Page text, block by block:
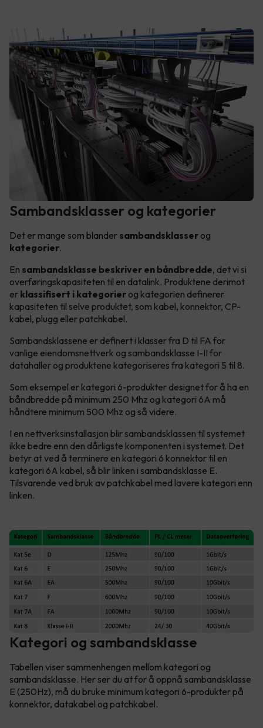
Sambandsklasser og kategorier
Det er mange som blander sambandsklasser og
kategorier.
En sambandsklasse beskriver en båndbredde, det vi si
overføringskapasiteten til en datalink. Produktene derimot
er klassifisert i kategorier og kategorien definerer
kapasiteten til selve produktet, som kabel, konnektor, CP-
kabel, plugg eller patchkabel.
Sambandsklassene er definert i klasser fra D til FA for
vanlige eiendomsnettverk og sambandsklasse I-II for
datahaller og produktene kategoriseres fra kategori 5 til 8.
Som eksempel er kategori 6-produkter designet for å ha en
båndbredde på minimum 250 Mhz og kategori 6A må
håndtere minimum 500 Mhz og så videre.
I en nettverksinstallasjon blir sambandsklassen til systemet
ikke bedre enn den dårligste komponenten i systemet. Det
betyr at ved å terminere en kategori 6 konnektor til en
kategori 6A kabel, så blir linken i sambandsklasse E.
Tilsvarende ved bruk av patchkabel med lavere kategori enn
linken.
Kategori og sambandsklasse
Tabellen viser sammenhengen mellom kategori og
sambandsklasse. Her ser du at for å oppnå sambandsklasse
E (250Hz), må du bruke minimum kategori 6-produkter på
konnektor, datakabel og patchkabel.